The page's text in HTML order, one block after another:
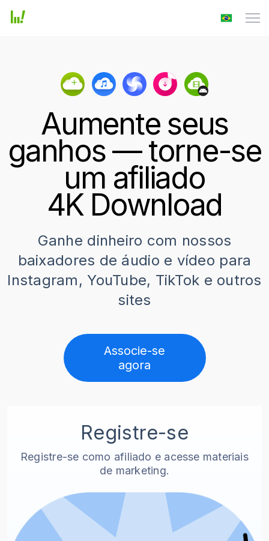
Aumente seus
ganhos — torne-se
um afiliado
4K Download
Ganhe dinheiro com nossos
baixadores de áudio e vídeo para
Instagram, YouTube, TikTok e outros
sites
Associe-se
agora
Registre-se
Registre-se como afiliado e acesse materiais
de marketing.